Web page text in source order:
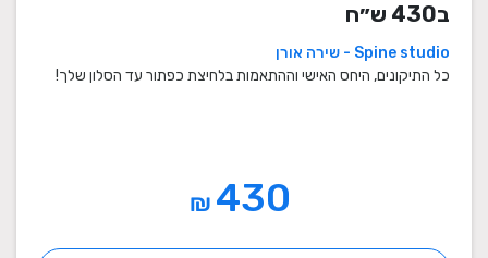
ב430 ש״ח
Spine studio - שירה אורן
כל התיקונים, היחס האישי וההתאמות בלחיצת כפתור עד הסלון שלך!
₪